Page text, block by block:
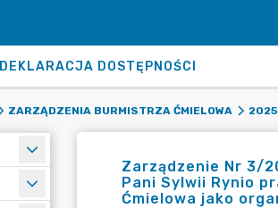
DEKLARACJA DOSTĘPNOŚCI
ZARZĄDZENIA BURMISTRZA ĆMIELOWA 2025
Zarządzenie Nr 3/
Pani Sylwii Rynio
Ćmielowa jako